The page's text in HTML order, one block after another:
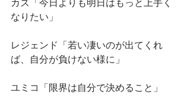
なりたい」
レジェンド「若い凄いのが出てくれ
ば、自分が負けない様に」
ユミコ「限界は自分で決めること」